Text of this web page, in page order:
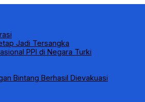
Jadi Tersangka
PPI di Negara Turki
Bintang Berhasil Dievakuasi